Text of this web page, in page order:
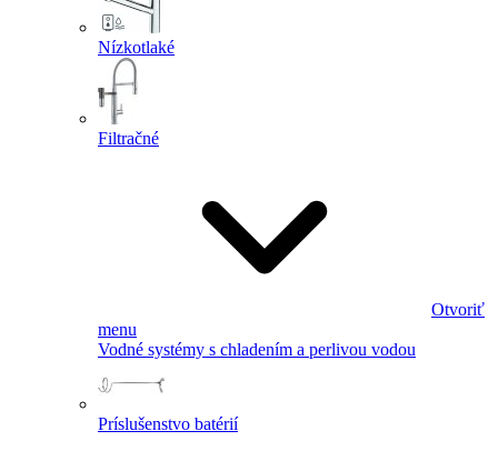
Nízkotlaké
Filtračné
Otvoriť
menu
Vodné systémy s chladením a perlivou vodou
Príslušenstvo batérií